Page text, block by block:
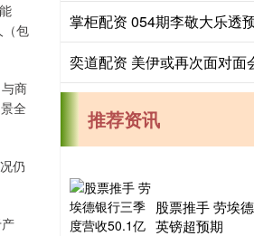
（包
商
全
仍
掌柜配资 054期李敬大乐透
推荐资讯
股票推手 劳埃
英镑超预期